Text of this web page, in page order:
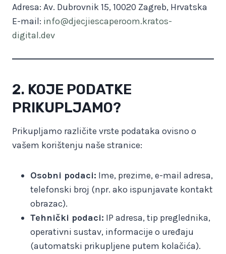
Adresa: Av. Dubrovnik 15, 10020 Zagreb, Hrvatska
E-mail: info@djecjiescaperoom.kratos-
digital.dev
2. KOJE PODATKE
PRIKUPLJAMO?
Prikupljamo različite vrste podataka ovisno o
vašem korištenju naše stranice:
Osobni podaci: Ime, prezime, e-mail adresa,
telefonski broj (npr. ako ispunjavate kontakt
obrazac).
Tehnički podaci: IP adresa, tip preglednika,
operativni sustav, informacije o uređaju
(automatski prikupljene putem kolačića).